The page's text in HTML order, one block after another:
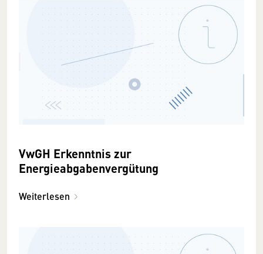
VwGH Erkenntnis zur
Energieabgabenvergütung
Weiterlesen